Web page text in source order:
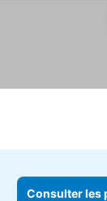
Consulter les